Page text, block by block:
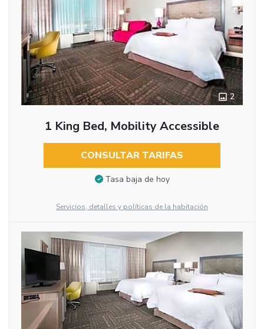
2
1 King Bed, Mobility Accessible
CONSULTAR TARIFAS
Tasa baja de hoy
Servicios, detalles y políticas de la habitación